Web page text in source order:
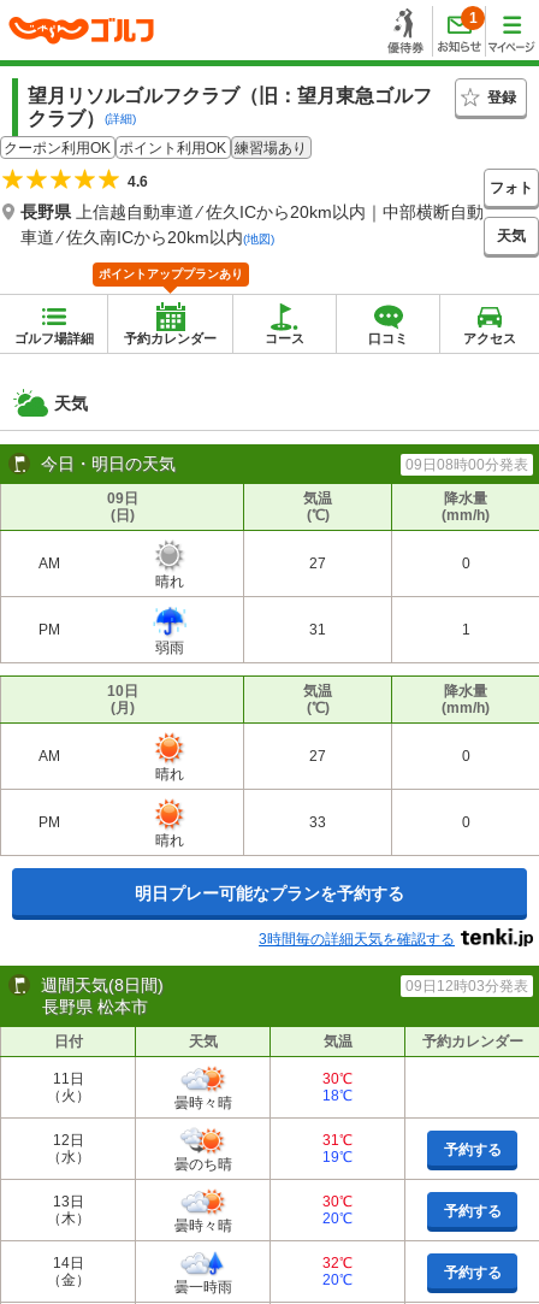
1
望月リソルゴルフクラブ（旧：望月東急ゴルフ
クラブ）
(詳細)
登録
クーポン利用OK ポイント利用OK 練習場あり
4.6
長野県
上信越自動車道 ⁄ 佐久ICから20km以内｜中部横断自動
車道 ⁄ 佐久南ICから20km以内(地図)
フォト
天気
ゴルフ場詳細 予約カレンダー
ポイントアッププランあり
コース 口コミ アクセス
天気
今日・明日の天気
09日08時00分発表
09日
(日)
気温
(℃)
降水量
(mm/h)
AM
晴れ
27 0
PM
弱雨
31 1
10日
(月)
気温
(℃)
降水量
(mm/h)
AM
晴れ
27 0
PM
晴れ
33 0
明日プレー可能なプランを予約する
3時間毎の詳細天気を確認する
週間天気(8日間)
長野県 松本市
09日12時03分発表
日付 天気 気温 予約カレンダー
11日
（火）
曇時々晴
30℃
18℃
12日
（水）
曇のち晴
31℃
19℃
予約する
13日
（木）
曇時々晴
30℃
20℃
予約する
14日
（金）
曇一時雨
32℃
20℃
予約する